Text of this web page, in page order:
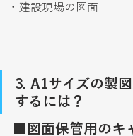
・建設現場の図面
3. A1サイズの製
するには？
■ 図面保管用のキ